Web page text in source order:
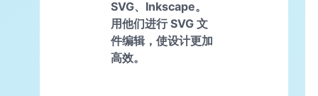
SVG、Inkscape。
用他们进行 SVG 文
件编辑，使设计更加
高效。